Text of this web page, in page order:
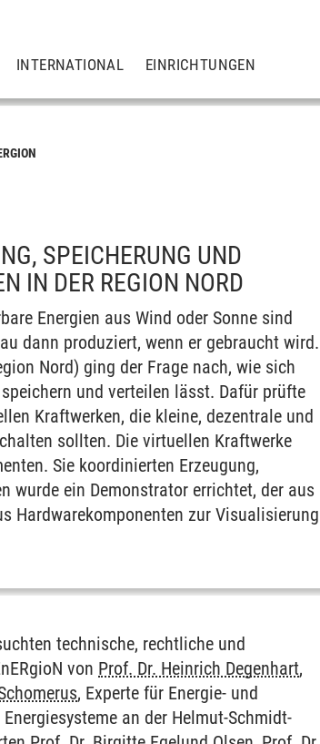
INTERNATIONAL EINRICHTUNGEN
SPEICHERUNG UND
IN DER REGION NORD
Energien aus Wind oder Sonne sind
dann produziert, wenn er gebraucht wird.
Nord) ging der Frage nach, wie sich
und verteilen lässt. Dafür prüfte
Kraftwerken, die kleine, dezentrale und
sollten. Die virtuellen Kraftwerke
Sie koordinierten Erzeugung,
wurde ein Demonstrator errichtet, der aus
Hardwarekomponenten zur Visualisierung
technische, rechtliche und
von Prof. Dr. Heinrich Degenhart,
, Experte für Energie- und
an der Helmut-Schmidt-